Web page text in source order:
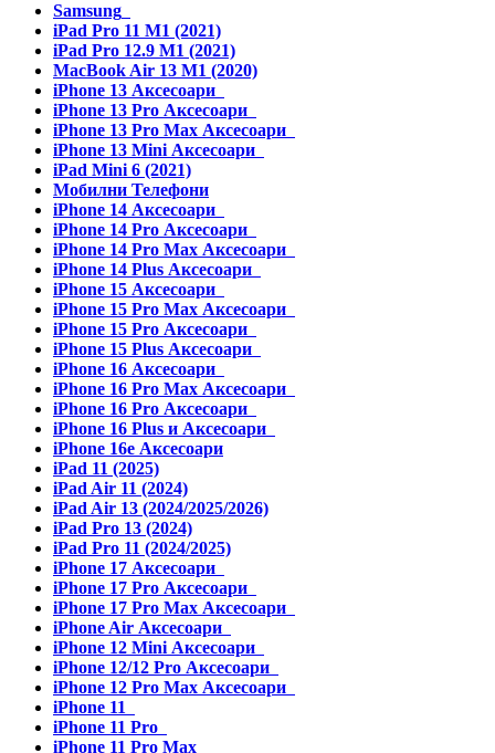
Samsung
iPad Pro 11 M1 (2021)
iPad Pro 12.9 M1 (2021)
MacBook Air 13 M1 (2020)
iPhone 13 Аксесоари
iPhone 13 Pro Аксесоари
iPhone 13 Pro Max Аксесоари
iPhone 13 Mini Аксесоари
iPad Mini 6 (2021)
Мобилни Телефони
iPhone 14 Аксесоари
iPhone 14 Pro Аксесоари
iPhone 14 Pro Max Аксесоари
iPhone 14 Plus Аксесоари
iPhone 15 Аксесоари
iPhone 15 Pro Max Аксесоари
iPhone 15 Pro Аксесоари
iPhone 15 Plus Аксесоари
iPhone 16 Аксесоари
iPhone 16 Pro Max Аксесоари
iPhone 16 Pro Аксесоари
iPhone 16 Plus и Аксесоари
iPhone 16e Аксесоари
iPad 11 (2025)
iPad Air 11 (2024)
iPad Air 13 (2024/2025/2026)
iPad Pro 13 (2024)
iPad Pro 11 (2024/2025)
iPhone 17 Аксесоари
iPhone 17 Pro Аксесоари
iPhone 17 Pro Max Аксесоари
iPhone Air Аксесоари
iPhone 12 Mini Аксесоари
iPhone 12/12 Pro Аксесоари
iPhone 12 Pro Max Аксесоари
iPhone 11
iPhone 11 Pro
iPhone 11 Pro Max